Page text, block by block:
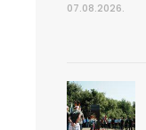
07.08.2026.